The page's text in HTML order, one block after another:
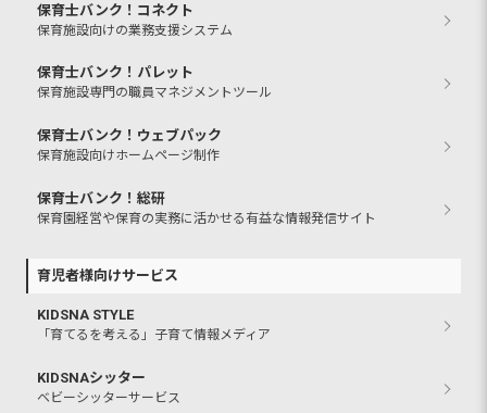
保育士バンク！コネクト
保育施設向けの業務支援システム
保育士バンク！パレット
保育施設専門の職員マネジメントツール
保育士バンク！ウェブパック
保育施設向けホームページ制作
保育士バンク！総研
保育園経営や保育の実務に活かせる有益な情報発信サイト
育児者様向けサービス
KIDSNA STYLE
「育てるを考える」子育て情報メディア
KIDSNAシッター
ベビーシッターサービス